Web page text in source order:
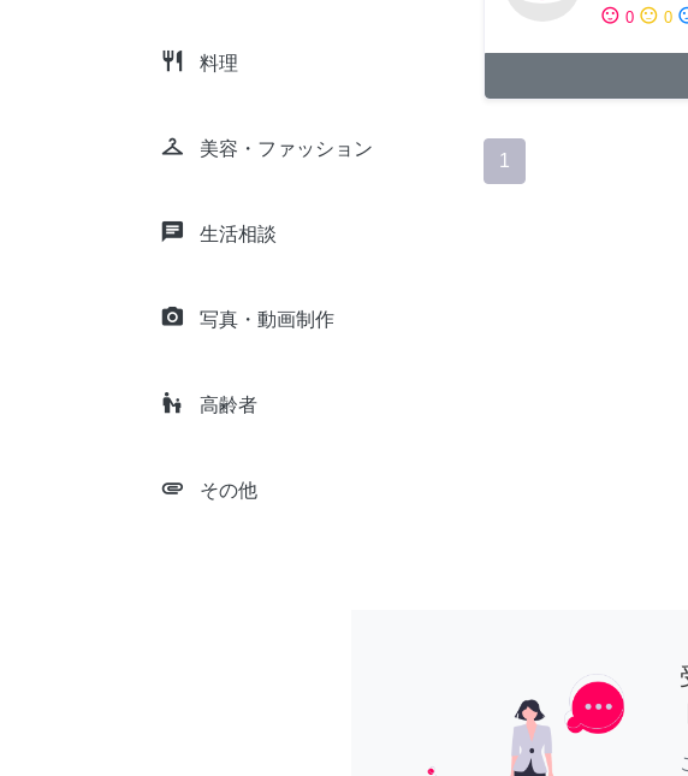
restaurant 料理
checkroom 美容・ファッション
chat 生活相談
camera_alt 写真・動画制作
escalator_warning 高齢者
attachment その他
sentiment_satisfied 0 sentiment_neutral 0
1